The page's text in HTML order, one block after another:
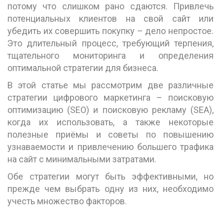
потому что слишком рано сдаются. Привлечь
потенциальных клиентов на свой сайт или
убедить их совершить покупку – дело непростое.
Это длительный процесс, требующий терпения,
тщательного мониторинга и определения
оптимальной стратегии для бизнеса.
В этой статье мы рассмотрим две различные
стратегии цифрового маркетинга – поисковую
оптимизацию (SEO) и поисковую рекламу (SEA),
когда их использовать, а также некоторые
полезные приёмы и советы по повышению
узнаваемости и привлечению большего трафика
на сайт с минимальными затратами.
Обе стратегии могут быть эффективными, но
прежде чем выбрать одну из них, необходимо
учесть множество факторов.